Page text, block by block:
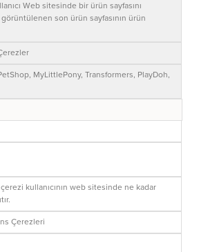
Web sitesinde bir ürün sayfasını
son ürün sayfasının ürün
MyLittlePony, Transformers, PlayDoh,
kullanıcının web sitesinde ne kadar
Çerezleri